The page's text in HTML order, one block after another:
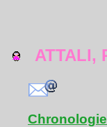
ATTALI,
Chronologie